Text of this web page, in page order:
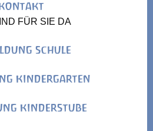
FÜR SIE DA
SCHULE
KINDERGARTEN
KINDERSTUBE